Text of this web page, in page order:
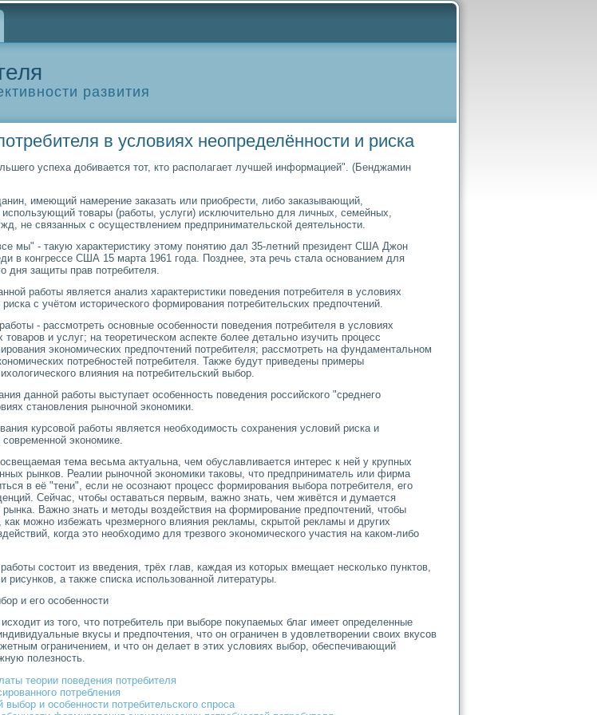
развития
в условиях неопределённости и риска
успеха добивается тот, кто располагает лучшей информацией". (Бенджамин
имеющий намерение заказать или приобрести, либо заказывающий,
товары (работы, услуги) исключительно для личных, семейных,
не связанных с осуществлением предпринимательской деятельности.
мы" - такую характеристику этому понятию дал 35-летний президент США Джон
в конгрессе США 15 марта 1961 года. Позднее, эта речь стала основанием для
дня защиты прав потребителя.
работы является анализ характеристики поведения потребителя в условиях
с учётом исторического формирования потребительских предпочтений.
- рассмотреть основные особенности поведения потребителя в условиях
и услуг; на теоретическом аспекте более детально изучить процесс
экономических предпочтений потребителя; рассмотреть на фундаментальном
потребностей потребителя. Также будут приведены примеры
влияния на потребительский выбор.
данной работы выступает особенность поведения российского "среднего
становления рыночной экономики.
курсовой работы является необходимость сохранения условий риска и
экономике.
тема весьма актуальна, чем обуславливается интерес к ней у крупных
рынков. Реалии рыночной экономики таковы, что предприниматель или фирма
в её "тени", если не осознают процесс формирования выбора потребителя, его
Сейчас, чтобы оставаться первым, важно знать, чем живётся и думается
рынка. Важно знать и методы воздействия на формирование предпочтений, чтобы
как можно избежать чрезмерного влияния рекламы, скрытой рекламы и других
когда это необходимо для трезвого экономического участия на каком-либо
состоит из введения, трёх глав, каждая из которых вмещает несколько пунктов,
рисунков, а также списка использованной литературы.
и его особенности
из того, что потребитель при выборе покупаемых благ имеет определенные
вкусы и предпочтения, что он ограничен в удовлетворении своих вкусов
ограничением, и что он делает в этих условиях выбор, обеспечивающий
полезность.
теории поведения потребителя
потребления
выбор и особенности потребительского спроса